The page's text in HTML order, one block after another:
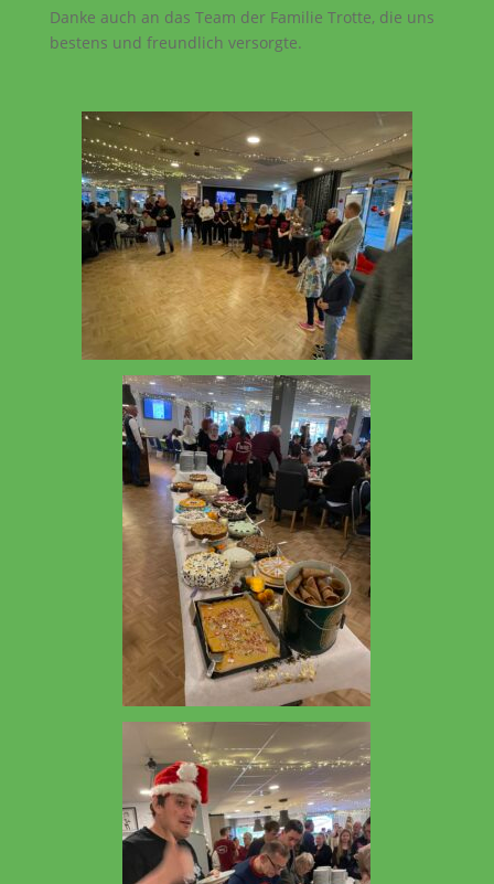
Danke auch an das Team der Familie Trotte, die uns
bestens und freundlich versorgte.